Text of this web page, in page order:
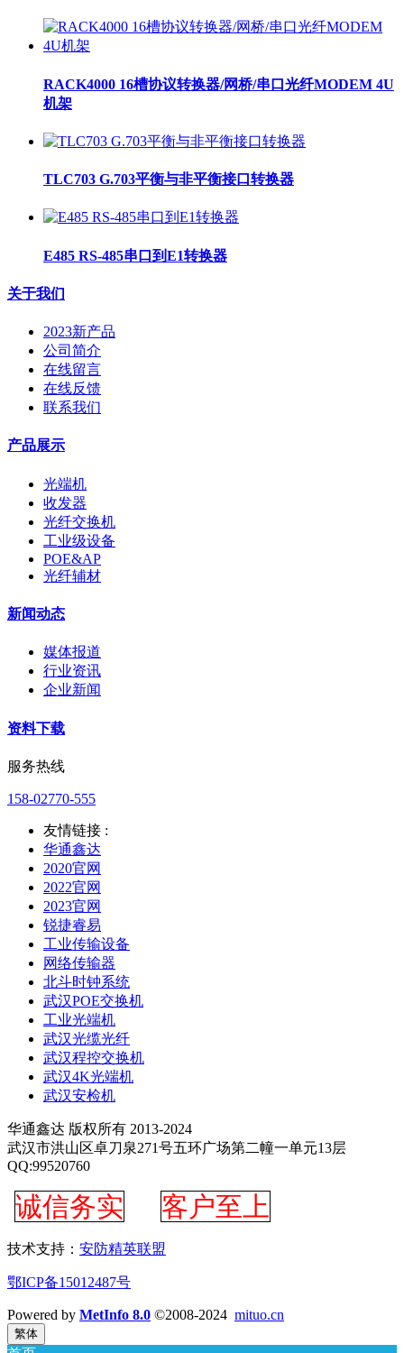
RACK4000 16槽协议转换器/网桥/串口光纤MODEM 4U
机架
TLC703 G.703平衡与非平衡接口转换器
E485 RS-485串口到E1转换器
关于我们
2023新产品
公司简介
在线留言
在线反馈
联系我们
产品展示
光端机
收发器
光纤交换机
工业级设备
POE&AP
光纤辅材
新闻动态
媒体报道
行业资讯
企业新闻
资料下载
服务热线
158-02770-555
友情链接 :
华通鑫达
2020官网
2022官网
2023官网
锐捷睿易
工业传输设备
网络传输器
北斗时钟系统
武汉POE交换机
工业光端机
武汉光缆光纤
武汉程控交换机
武汉4K光端机
武汉安检机
华通鑫达 版权所有 2013-2024
武汉市洪山区卓刀泉271号五环广场第二幢一单元13层
QQ:99520760
诚信务实 客户至上
技术支持： 安防精英联盟
鄂ICP备15012487号
Powered by MetInfo 8.0 ©2008-2024 mituo.cn
繁体